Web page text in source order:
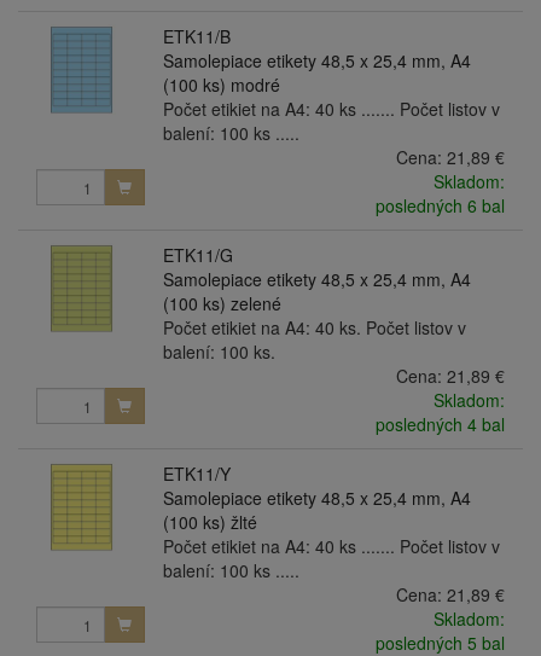
ETK11/B
Samolepiace etikety 48,5 x 25,4 mm, A4
(100 ks) modré
Počet etikiet na A4: 40 ks ....... Počet listov v
balení: 100 ks .....
Cena: 21,89 €
Skladom:
posledných 6 bal
ETK11/G
Samolepiace etikety 48,5 x 25,4 mm, A4
(100 ks) zelené
Počet etikiet na A4: 40 ks. Počet listov v
balení: 100 ks.
Cena: 21,89 €
Skladom:
posledných 4 bal
ETK11/Y
Samolepiace etikety 48,5 x 25,4 mm, A4
(100 ks) žlté
Počet etikiet na A4: 40 ks ....... Počet listov v
balení: 100 ks .....
Cena: 21,89 €
Skladom:
posledných 5 bal